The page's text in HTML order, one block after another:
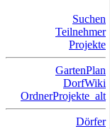
Suchen
Teilnehmer
Projekte
GartenPlan
DorfWiki
OrdnerProjekte_alt
Dörfer